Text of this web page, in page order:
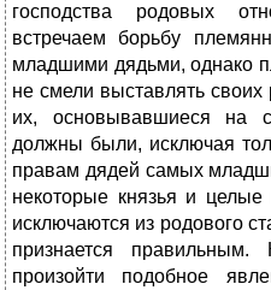
господства родовых
встречаем борьбу
младшими дядьми, однако
не смели выставлять
их, основывавшиеся на
должны были, исключая
правам дядей самых
некоторые князья и
исключаются из родового
признается
произойти подобное